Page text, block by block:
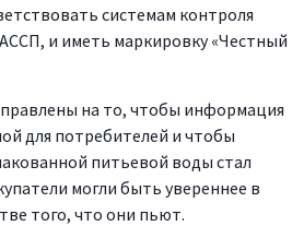
системам контроля
и иметь маркировку «Честный
на то, чтобы информация
для потребителей и чтобы
питьевой воды стал
могли быть увереннее в
того, что они пьют.